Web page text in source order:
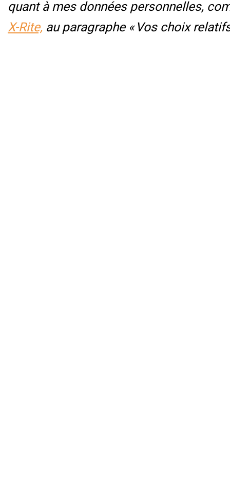
quant à mes données personnelles,
X-Rite, au paragraphe « Vos choix